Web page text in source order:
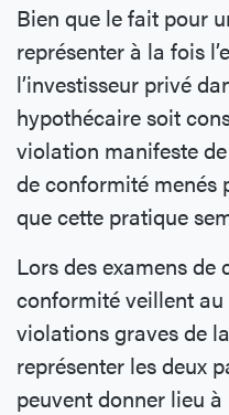
Bien que le fait pour
représenter à la fois
l’investisseur privé
hypothécaire soit
violation manifeste
de conformité menés
que cette pratique
Lors des examens de
conformité veillent
violations graves de
représenter les deux
peuvent donner lieu